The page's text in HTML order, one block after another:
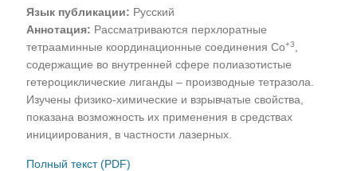
Язык публикации: Русский
Аннотация: Рассматриваются перхлоратные
тетрааминные координационные соединения Со+3
содержащие во внутренней сфере полиазотистые
гетероциклические лиганды – производные тетразола.
Изучены физико-химические и взрывчатые свойства,
показана возможность их применения в средствах
инициирования, в частности лазерных.
Полный текст (PDF)